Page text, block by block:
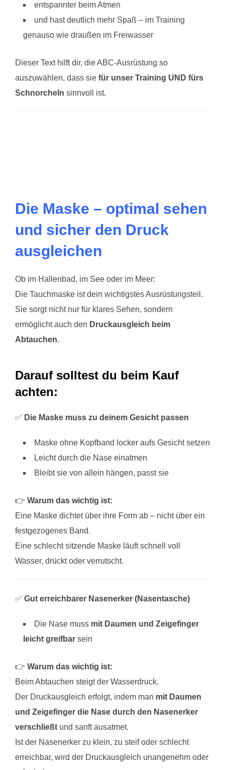
entspannter beim Atmen
und hast deutlich mehr Spaß – im Training
genauso wie draußen im Freiwasser
Dieser Text hilft dir, die ABC‑Ausrüstung so
auszuwählen, dass sie für unser Training UND fürs
Schnorcheln sinnvoll ist.
Die Maske – optimal sehen
und sicher den Druck
ausgleichen
Ob im Hallenbad, im See oder im Meer:
Die Tauchmaske ist dein wichtigstes Ausrüstungsteil.
Sie sorgt nicht nur für klares Sehen, sondern
ermöglicht auch den Druckausgleich beim
Abtauchen.
Darauf solltest du beim Kauf
achten:
✅ Die Maske muss zu deinem Gesicht passen
Maske ohne Kopfband locker aufs Gesicht setzen
Leicht durch die Nase einatmen
Bleibt sie von allein hängen, passt sie
👉 Warum das wichtig ist:
Eine Maske dichtet über ihre Form ab – nicht über ein
festgezogenes Band.
Eine schlecht sitzende Maske läuft schnell voll
Wasser, drückt oder verrutscht.
✅ Gut erreichbarer Nasenerker (Nasentasche)
Die Nase muss mit Daumen und Zeigefinger
leicht greifbar sein
👉 Warum das wichtig ist:
Beim Abtauchen steigt der Wasserdruck.
Der Druckausgleich erfolgt, indem man mit Daumen
und Zeigefinger die Nase durch den Nasenerker
verschließt und sanft ausatmet.
Ist der Nasenerker zu klein, zu steif oder schlecht
erreichbar, wird der Druckausgleich unangenehm oder